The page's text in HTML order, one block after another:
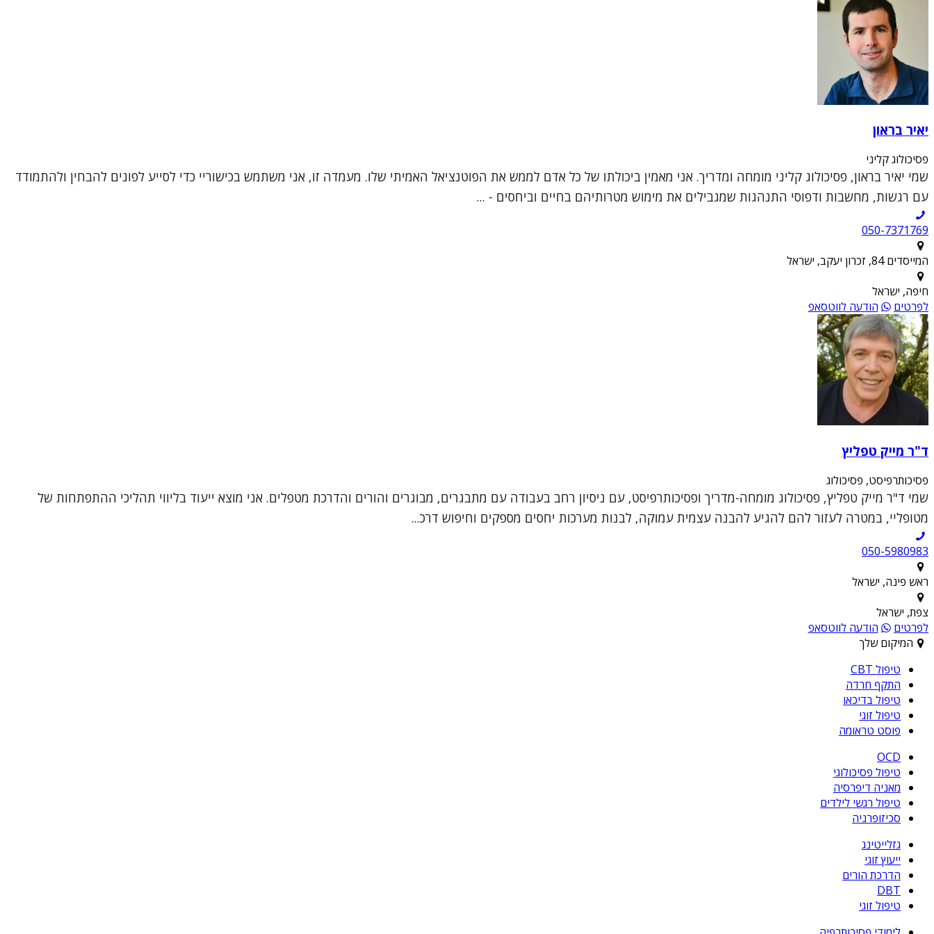
יאיר בראון
פסיכולוג קליני
שמי יאיר בראון, פסיכולוג קליני מומחה ומדריך. אני מאמין ביכולתו של כל אדם לממש את הפוטנציאל האמיתי שלו. מעמדה זו, אני משתמש בכישוריי כדי לסייע לפונים להבחין ולהתמודד
עם רגשות, מחשבות ודפוסי התנהגות שמגבילים את מימוש מטרותיהם בחיים וביחסים - ...
050-7371769
המייסדים 84, זכרון יעקב, ישראל
חיפה, ישראל
לפרטים
הודעה לווטסאפ
ד"ר מייק טפליץ
פסיכותרפיסט, פסיכולוג
שמי ד"ר מייק טפליץ, פסיכולוג מומחה-מדריך ופסיכותרפיסט, עם ניסיון רחב בעבודה עם מתבגרים, מבוגרים והורים והדרכת מטפלים. אני מוצא ייעוד בליווי תהליכי ההתפתחות של
מטופליי, במטרה לעזור להם להגיע להבנה עצמית עמוקה, לבנות מערכות יחסים מספקים וחיפוש דרכ...
050-5980983
ראש פינה, ישראל
צפת, ישראל
לפרטים
הודעה לווטסאפ
המיקום שלך
טיפול CBT
התקף חרדה
טיפול בדיכאו
טיפול זוגי
פוסט טראומה
OCD
טיפול פסיכולוגי
מאניה דיפרסיה
טיפול רגשי לילדים
סכיזופרניה
גזלייטינג
ייעוץ זוגי
הדרכת הורים
DBT
טיפול זוגי